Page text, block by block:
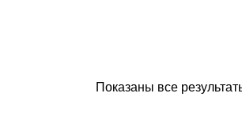
Показаны все